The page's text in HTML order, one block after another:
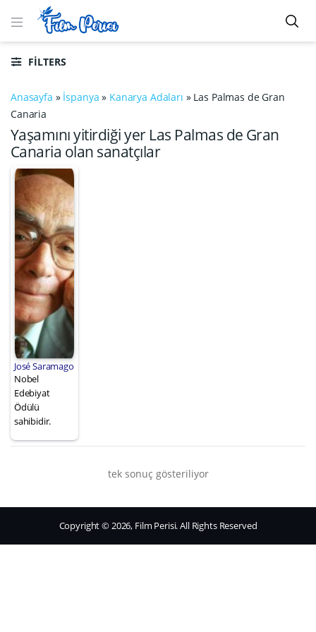
FILTERS
Anasayfa » İspanya » Kanarya Adaları » Las Palmas de Gran
Canaria
Yaşamını yitirdiği yer Las Palmas de Gran
Canaria olan sanatçılar
José Saramago
Nobel
Edebiyat
Ödülü
sahibidir.
tek sonuç gösteriliyor
Copyright © 2026, Film Perisi. All Rights Reserved